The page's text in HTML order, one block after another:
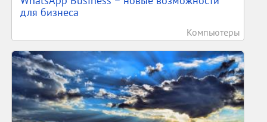
для бизнеса
Компьютеры